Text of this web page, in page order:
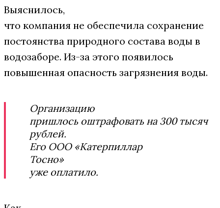
Выяснилось,
что компания не обеспечила сохранение
постоянства природного состава воды в
водозаборе. Из-за этого появилось
повышенная опасность загрязнения воды.
Организацию
пришлось оштрафовать на 300 тысяч
рублей.
Его ООО «Катерпиллар
Тосно»
уже оплатило.